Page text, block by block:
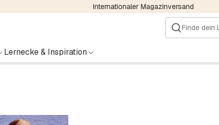
Internationaler Magazinversand
Lernecke & Inspiration